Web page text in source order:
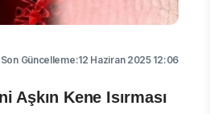
Son Güncelleme:12 Haziran 2025 12:06
Aşkın Kene Isırması